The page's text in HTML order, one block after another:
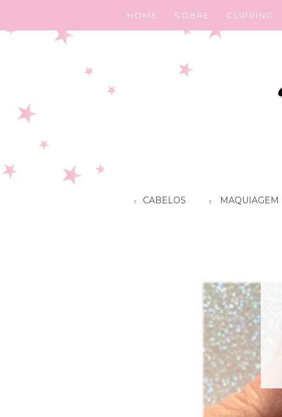
HOME SOBRE CLIPPING
CABELOS MAQUIAGEM
coleção Amores e Flores
Esmalte Top Beauty
Flores Amar é viver
LEIA MAIS